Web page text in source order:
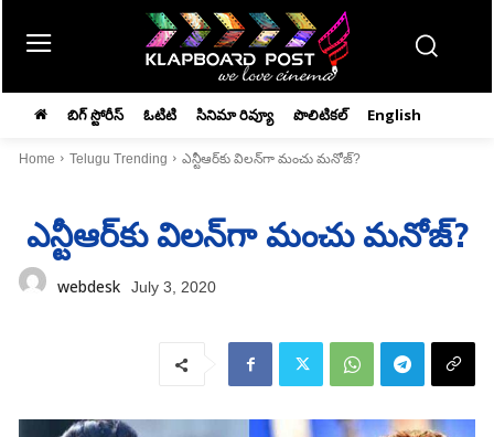
బిగ్ స్టోరీస్ ఓటిటి సినిమా రివ్యూ పొలిటికల్ English
Home Telugu Trending ఎన్టీఆర్‌కు విలన్‌గా మంచు మనోజ్‌?
ఎన్టీఆర్‌కు విలన్‌గా మంచు మనోజ్‌?
webdesk July 3, 2020